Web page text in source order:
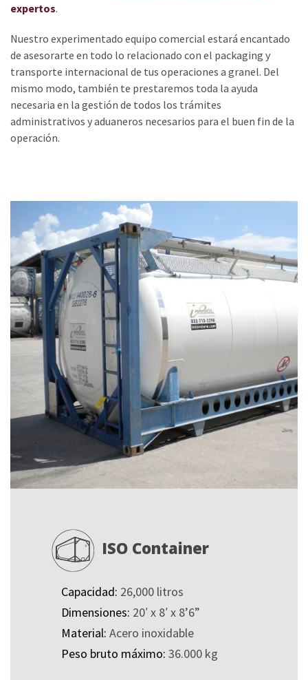
expertos.
Nuestro experimentado equipo comercial estará encantado
de asesorarte en todo lo relacionado con el packaging y
transporte internacional de tus operaciones a granel. Del
mismo modo, también te prestaremos toda la ayuda
necesaria en la gestión de todos los trámites
administrativos y aduaneros necesarios para el buen fin de la
operación.
ISO Container
Capacidad: 26,000 litros
Dimensiones: 20′ x 8′ x 8’6”
Material: Acero inoxidable
Peso bruto máximo: 36.000 kg